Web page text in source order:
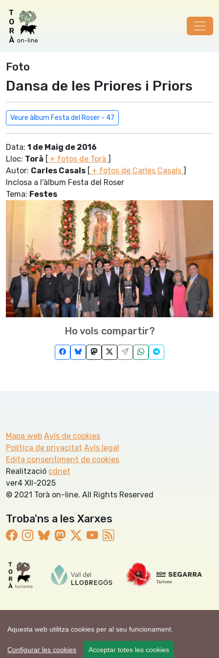
Aquesta web utilitza cookies per al seu funcionament.
Configurar les cookies Acceptar totes les cookies
Foto
Dansa de les Priores i Priors
Veure àlbum Festa del Roser - 47
Data: 1 de Maig de 2016
Lloc: Torà [ + fotos de Torà ]
Autor: Carles Casals [ + fotos de Carles Casals ]
Inclosa a l'àlbum Festa del Roser
Tema: Festes
Ho vols compartir?
Mapa web Avís de cookies
Política de privacitat Avís legal
Edita consentiment de cookies
Realització cdnet
ver4 XII-2025
© 2021 Torà on-line. All Rights Reserved
Troba'ns a les Xarxes